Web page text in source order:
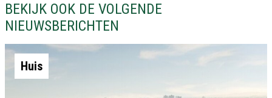
BEKIJK OOK DE VOLGENDE
NIEUWSBERICHTEN
Huis